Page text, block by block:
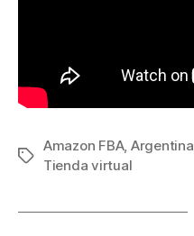
Etiquetas
Amazon FBA, Argentina
Tienda virtual